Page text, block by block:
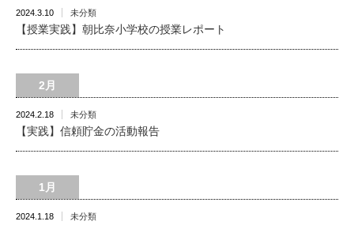
2024.3.10 未分類
【授業実践】朝比奈小学校の授業レポート
2月
2024.2.18 未分類
【実践】信頼貯金の活動報告
1月
2024.1.18 未分類